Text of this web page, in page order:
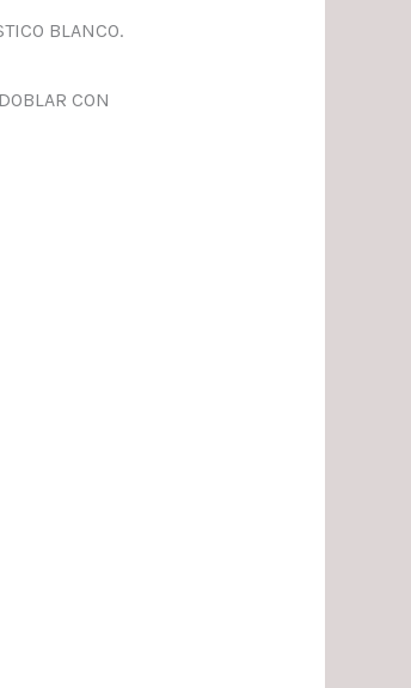
BLANCO.
CON